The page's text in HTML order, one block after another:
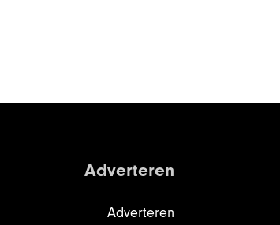
Adverteren
Adverteren